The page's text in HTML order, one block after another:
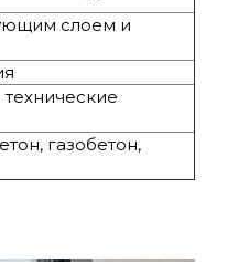
слоем и
газобетон,